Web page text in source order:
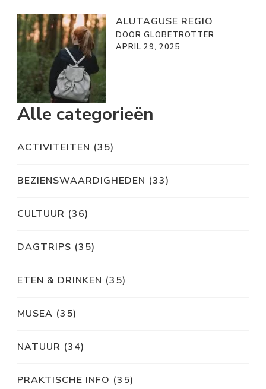
ALUTAGUSE REGIO
DOOR GLOBETROTTER
APRIL 29, 2025
Alle categorieën
ACTIVITEITEN (35)
BEZIENSWAARDIGHEDEN (33)
CULTUUR (36)
DAGTRIPS (35)
ETEN & DRINKEN (35)
MUSEA (35)
NATUUR (34)
PRAKTISCHE INFO (35)